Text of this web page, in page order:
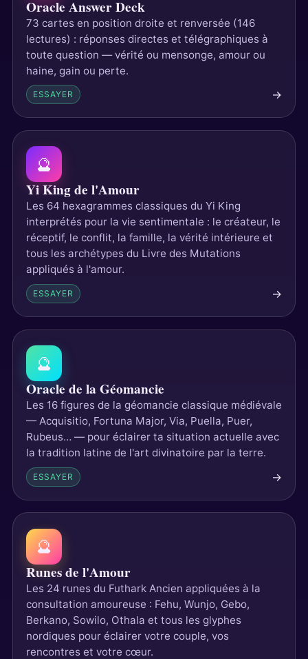
Oracle Answer Deck
73 cartes en position droite et renversée (146
lectures) : réponses directes et télégraphiques à
toute question — vérité ou mensonge, amour ou
haine, gain ou perte.
ESSAYER →
🔮
Yi King de l'Amour
Les 64 hexagrammes classiques du Yi King
interprétés pour la vie sentimentale : le créateur, le
réceptif, le conflit, la famille, la vérité intérieure et
tous les archétypes du Livre des Mutations
appliqués à l'amour.
ESSAYER →
🔮
Oracle de la Géomancie
Les 16 figures de la géomancie classique médiévale
— Acquisitio, Fortuna Major, Via, Puella, Puer,
Rubeus… — pour éclairer ta situation actuelle avec
la tradition latine de l'art divinatoire par la terre.
ESSAYER →
🔮
Runes de l'Amour
Les 24 runes du Futhark Ancien appliquées à la
consultation amoureuse : Fehu, Wunjo, Gebo,
Berkano, Sowilo, Othala et tous les glyphes
nordiques pour éclairer votre couple, vos
rencontres et votre cœur.